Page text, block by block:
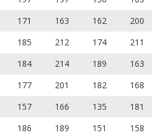
171 163 162 200
185 212 174 211
184 214 189 163
177 201 182 168
157 166 135 181
186 189 151 158